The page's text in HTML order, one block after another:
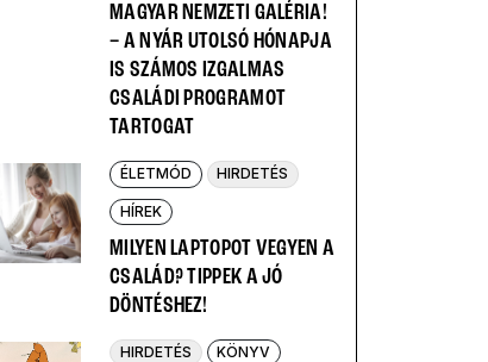
MAGYAR NEMZETI GALÉRIA!
– A NYÁR UTOLSÓ HÓNAPJA
IS SZÁMOS IZGALMAS
CSALÁDI PROGRAMOT
TARTOGAT
ÉLETMÓD HIRDETÉS
HÍREK
MILYEN LAPTOPOT VEGYEN A
CSALÁD? TIPPEK A JÓ
DÖNTÉSHEZ!
HIRDETÉS KÖNYV